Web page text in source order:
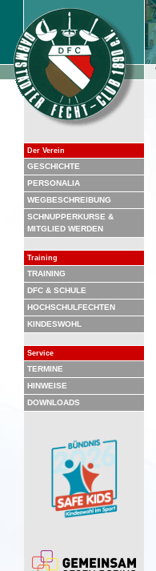
Der Verein
GESCHICHTE
PERSONALIA
WEGBESCHREIBUNG
SCHNUPPERKURSE &
MITGLIED WERDEN
Training
TRAINING
DFC & SCHULE
HOCHSCHULFECHTEN
KINDESWOHL
Service
TERMINE
HINWEISE
DOWNLOADS